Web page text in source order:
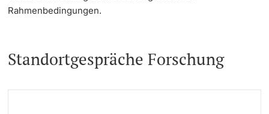
Rahmenbedingungen.
Standortgespräche Forschung